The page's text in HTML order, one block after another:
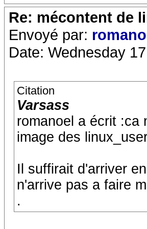
Re: mécontent de
Envoyé par:
Date: Wednesday
Citation
Varsass
romanoel a écrit :ca
image des
Il suffirait d'arriver
n'arrive pas a faire
.